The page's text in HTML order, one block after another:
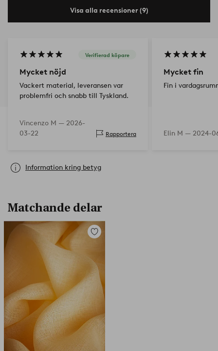
Visa alla recensioner (9)
Verifierad köpare
Mycket nöjd
Vackert material, leveransen var
problemfri och snabb till Tyskland.
Vincenzo M — 2026-
03-22
Rapportera
Mycket fin
Fin i
Elin M — 2024-
Information kring betyg
Matchande delar
Lägg